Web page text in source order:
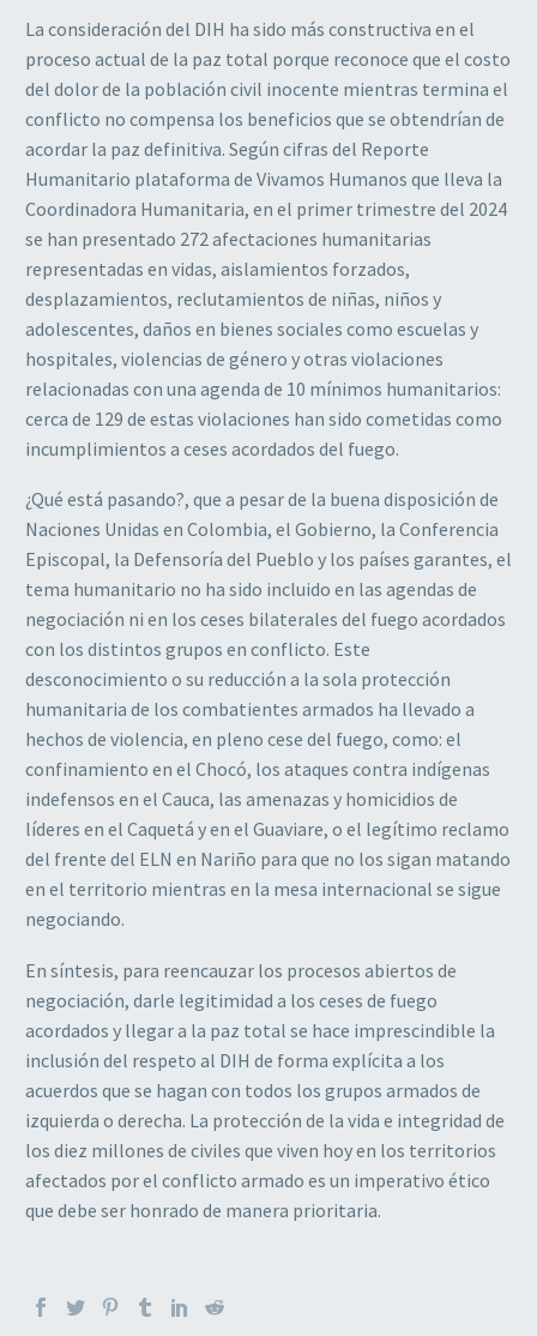
La consideración del DIH ha sido más constructiva en el
proceso actual de la paz total porque reconoce que el costo
del dolor de la población civil inocente mientras termina el
conflicto no compensa los beneficios que se obtendrían de
acordar la paz definitiva. Según cifras del Reporte
Humanitario plataforma de Vivamos Humanos que lleva la
Coordinadora Humanitaria, en el primer trimestre del 2024
se han presentado 272 afectaciones humanitarias
representadas en vidas, aislamientos forzados,
desplazamientos, reclutamientos de niñas, niños y
adolescentes, daños en bienes sociales como escuelas y
hospitales, violencias de género y otras violaciones
relacionadas con una agenda de 10 mínimos humanitarios:
cerca de 129 de estas violaciones han sido cometidas como
incumplimientos a ceses acordados del fuego.
¿Qué está pasando?, que a pesar de la buena disposición de
Naciones Unidas en Colombia, el Gobierno, la Conferencia
Episcopal, la Defensoría del Pueblo y los países garantes, el
tema humanitario no ha sido incluido en las agendas de
negociación ni en los ceses bilaterales del fuego acordados
con los distintos grupos en conflicto. Este
desconocimiento o su reducción a la sola protección
humanitaria de los combatientes armados ha llevado a
hechos de violencia, en pleno cese del fuego, como: el
confinamiento en el Chocó, los ataques contra indígenas
indefensos en el Cauca, las amenazas y homicidios de
líderes en el Caquetá y en el Guaviare, o el legítimo reclamo
del frente del ELN en Nariño para que no los sigan matando
en el territorio mientras en la mesa internacional se sigue
negociando.
En síntesis, para reencauzar los procesos abiertos de
negociación, darle legitimidad a los ceses de fuego
acordados y llegar a la paz total se hace imprescindible la
inclusión del respeto al DIH de forma explícita a los
acuerdos que se hagan con todos los grupos armados de
izquierda o derecha. La protección de la vida e integridad de
los diez millones de civiles que viven hoy en los territorios
afectados por el conflicto armado es un imperativo ético
que debe ser honrado de manera prioritaria.